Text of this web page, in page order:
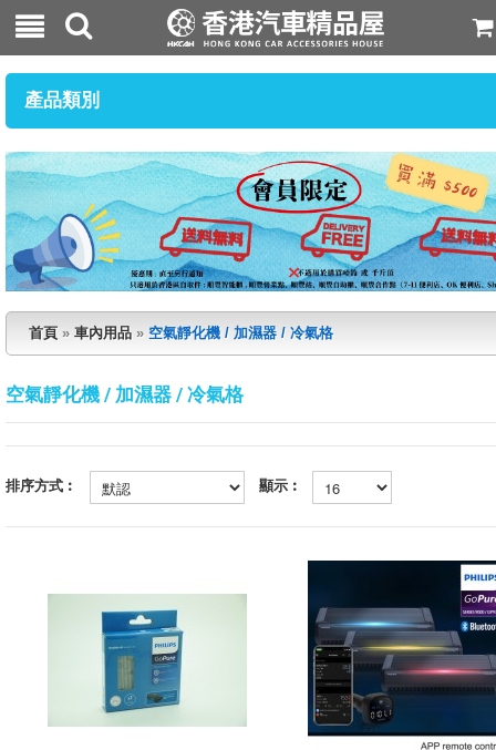
產品類別
首頁 » 車內用品 » 空氣靜化機 / 加濕器 / 冷氣格
空氣靜化機 / 加濕器 / 冷氣格
排序方式︰ 顯示︰